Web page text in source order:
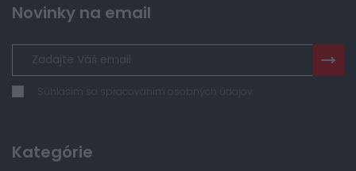
Novinky na email
Súhlasím so spracovaním osobných údajov
Kategórie